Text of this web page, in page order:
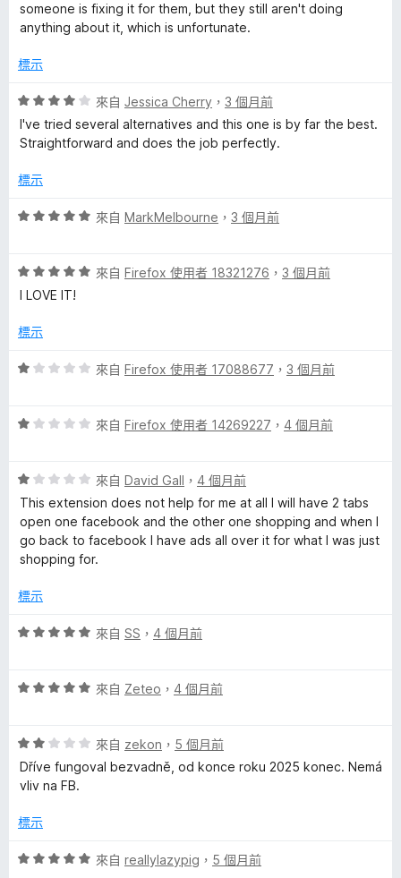
someone is fixing it for them, but they still aren't doing
anything about it, which is unfortunate.
標示
評
價
4
，
分
來自 Jessica Cherry ， 3 個月前
I've tried several alternatives and this one is by far the best.
Straightforward and does the job perfectly.
標示
評
分
，
分
分
來自 MarkMelbourne ， 3 個月前
評
價
分
滿
分
來自 Firefox 使用者 18321276 ， 3 個月前
I LOVE IT!
標示
評
分
分
5
分
來自 Firefox 使用者 17088677 ， 3 個月前
評
分
，
滿
分
5
來自 Firefox 使用者 14269227 ， 4 個月前
評
價
1
分
，
分
分
來自 David Gall ， 4 個月前
This extension does not help for me at all I will have 2 tabs
open one facebook and the other one shopping and when I
go back to facebook I have ads all over it for what I was just
shopping for.
標示
評
分
分
5
分
來自 SS ， 4 個月前
評
分
，
滿
5
來自 Zeteo ， 4 個月前
評
價
2
，
分
來自 zekon ， 5 個月前
Dříve fungoval bezvadně, od konce roku 2025 konec. Nemá
vliv na FB.
標示
評
來自 reallylazypig ， 5 個月前